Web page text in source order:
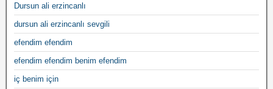
Dursun ali erzincanlı
dursun ali erzincanlı sevgili
efendim efendim
efendim efendim benim efendim
iç benim için